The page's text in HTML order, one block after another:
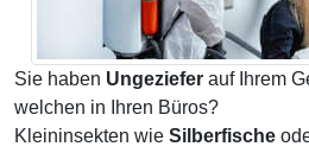
Sie haben Ungeziefer auf Ihrem
welchen in Ihren Büros?
Kleininsekten wie Silberfische